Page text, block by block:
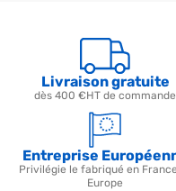
Livraison gratuite
dès 400 €HT de commande
Entreprise
Privilégie le fabriqué en
Europe